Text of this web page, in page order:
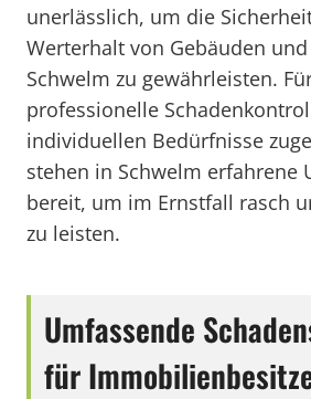
unerlässlich, um die
Werterhalt von Gebäuden
Schwelm zu gewährleisten.
professionelle
individuellen Bedürfnisse
stehen in Schwelm erfahrene
bereit, um im Ernstfall rasch
zu leisten.
Umfassende
für